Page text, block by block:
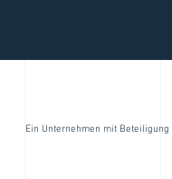
Ein Unternehmen mit Beteiligung